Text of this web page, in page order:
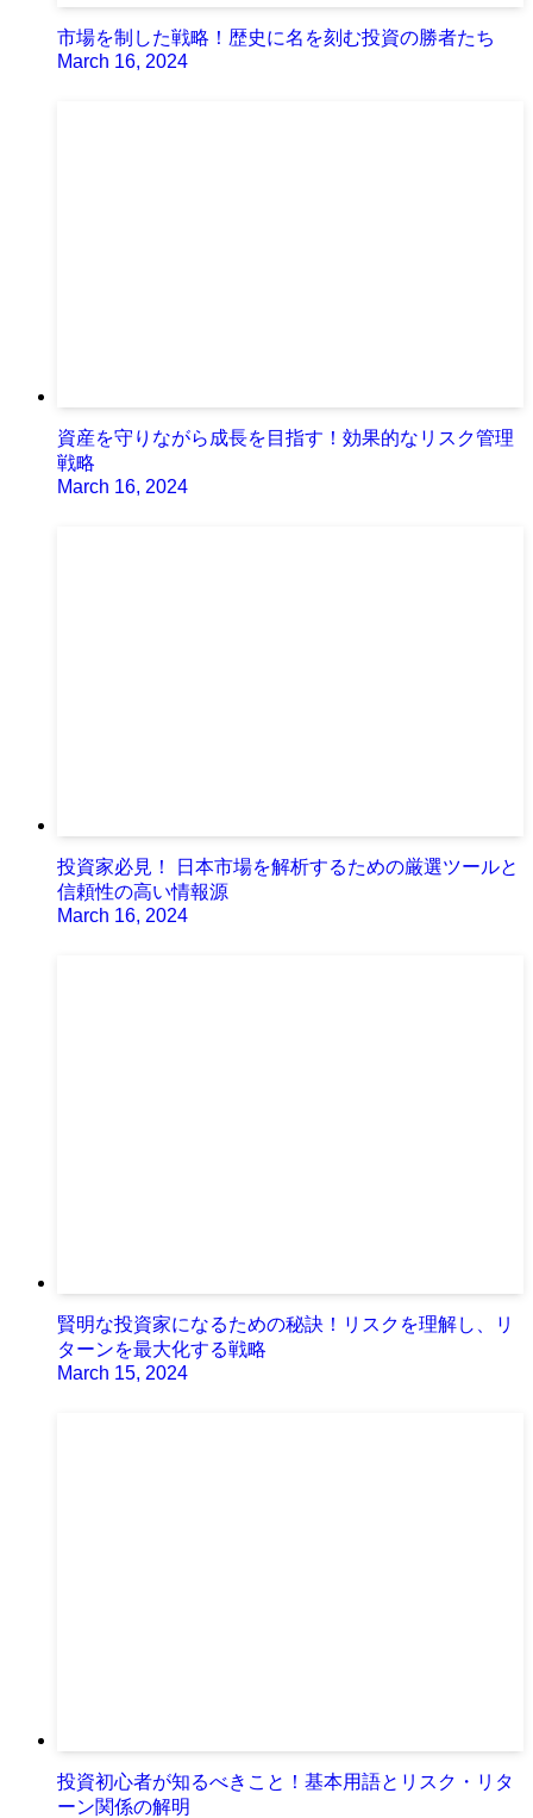
市場を制した戦略！歴史に名を刻む投資の勝者たち
March 16, 2024
資産を守りながら成長を目指す！効果的なリスク管理
戦略
March 16, 2024
投資家必見！ 日本市場を解析するための厳選ツールと
信頼性の高い情報源
March 16, 2024
賢明な投資家になるための秘訣！リスクを理解し、リ
ターンを最大化する戦略
March 15, 2024
投資初心者が知るべきこと！基本用語とリスク・リタ
ーン関係の解明